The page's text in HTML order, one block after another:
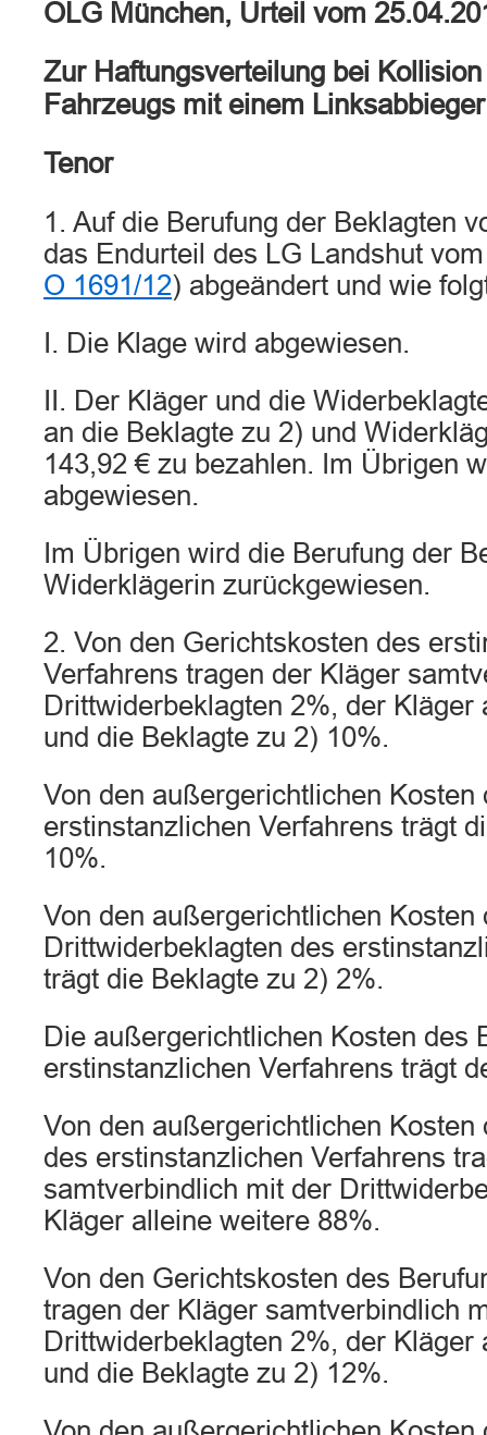
OLG München, Urteil vom
Zur Haftungsverteilung bei
Fahrzeugs mit einem Linksabbieger
Tenor
1. Auf die Berufung der Beklagten
das Endurteil des LG Landshut
O 1691/12) abgeändert und wie
I. Die Klage wird abgewiesen.
II. Der Kläger und die
an die Beklagte zu 2) und
143,92 € zu bezahlen. Im Übrigen
abgewiesen.
Im Übrigen wird die Berufung der
Widerklägerin zurückgewiesen.
2. Von den Gerichtskosten des
Verfahrens tragen der Kläger
Drittwiderbeklagten 2%, der Kläger
und die Beklagte zu 2) 10%.
Von den außergerichtlichen Kosten
erstinstanzlichen Verfahrens trägt
10%.
Von den außergerichtlichen Kosten
Drittwiderbeklagten des
trägt die Beklagte zu 2) 2%.
Die außergerichtlichen Kosten des
erstinstanzlichen Verfahrens trägt
Von den außergerichtlichen Kosten
des erstinstanzlichen Verfahrens
samtverbindlich mit der
Kläger alleine weitere 88%.
Von den Gerichtskosten des
tragen der Kläger samtverbindlich
Drittwiderbeklagten 2%, der Kläger
und die Beklagte zu 2) 12%.